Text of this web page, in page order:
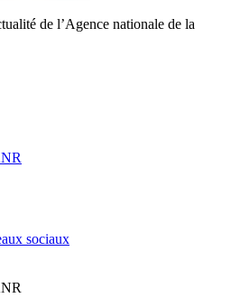
de l’Agence nationale de la
sociaux